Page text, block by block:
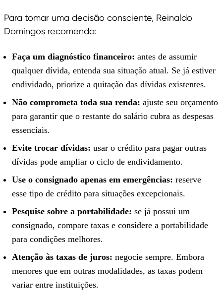
Para tomar uma decisão consciente, Reinaldo
Domingos recomenda:
Faça um diagnóstico financeiro: antes de assumir
qualquer dívida, entenda sua situação atual. Se já estiver
endividado, priorize a quitação das dívidas existentes.
Não comprometa toda sua renda: ajuste seu orçamento
para garantir que o restante do salário cubra as despesas
essenciais.
Evite trocar dívidas: usar o crédito para pagar outras
dívidas pode ampliar o ciclo de endividamento.
Use o consignado apenas em emergências: reserve
esse tipo de crédito para situações excepcionais.
Pesquise sobre a portabilidade: se já possui um
consignado, compare taxas e considere a portabilidade
para condições melhores.
Atenção às taxas de juros: negocie sempre. Embora
menores que em outras modalidades, as taxas podem
variar entre instituições.